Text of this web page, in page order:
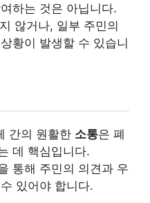
하는 것은 아닙니다.
않거나, 일부 주민의
황이 발생할 수 있습니
간의 원활한 소통은 폐
데 핵심입니다.
통해 주민의 의견과 우
있어야 합니다.